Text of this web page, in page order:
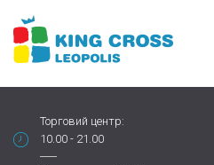
Торговий центр:
10.00 - 21.00